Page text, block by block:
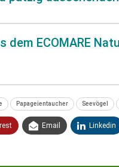
dem ECOMARE
Papageientaucher Seevögel
Email Linkedin